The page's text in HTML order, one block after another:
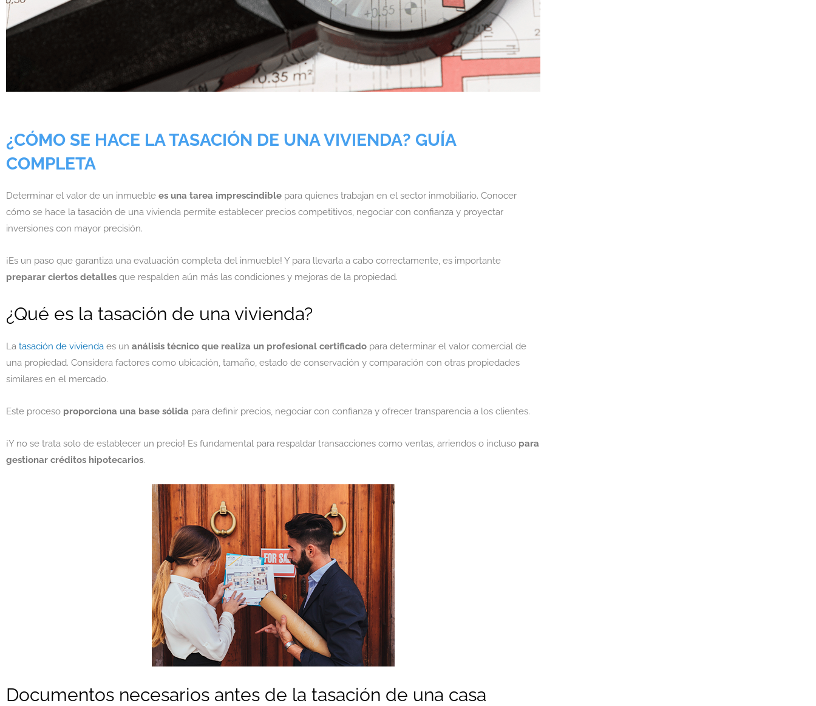
¿CÓMO SE HACE LA TASACIÓN DE UNA VIVIENDA? GUÍA
COMPLETA
Determinar el valor de un inmueble es una tarea imprescindible para quienes trabajan en el sector inmobiliario. Conocer
cómo se hace la tasación de una vivienda permite establecer precios competitivos, negociar con confianza y proyectar
inversiones con mayor precisión.
¡Es un paso que garantiza una evaluación completa del inmueble! Y para llevarla a cabo correctamente, es importante
preparar ciertos detalles que respalden aún más las condiciones y mejoras de la propiedad.
¿Qué es la tasación de una vivienda?
La tasación de vivienda es un análisis técnico que realiza un profesional certificado para determinar el valor comercial de
una propiedad. Considera factores como ubicación, tamaño, estado de conservación y comparación con otras propiedades
similares en el mercado.
Este proceso proporciona una base sólida para definir precios, negociar con confianza y ofrecer transparencia a los clientes.
¡Y no se trata solo de establecer un precio! Es fundamental para respaldar transacciones como ventas, arriendos o incluso para
gestionar créditos hipotecarios.
Documentos necesarios antes de la tasación de una casa